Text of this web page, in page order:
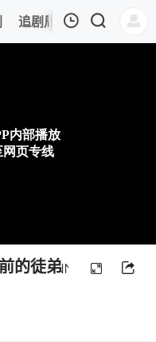
追剧周表 今日更新
的徒弟